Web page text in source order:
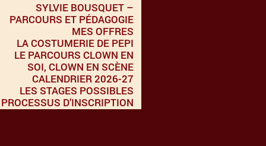
SYLVIE BOUSQUET –
PARCOURS ET PÉDAGOGIE
MES OFFRES
LA COSTUMERIE DE PEPI
LE PARCOURS CLOWN EN
SOI, CLOWN EN SCÈNE
CALENDRIER 2026-27
LES STAGES POSSIBLES
PROCESSUS D’INSCRIPTION